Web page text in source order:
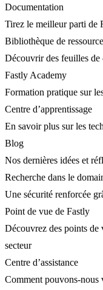
Documentation
Tirez le meilleur parti de
Bibliothèque de
Découvrir des feuilles de
Fastly Academy
Formation pratique sur
Centre d’apprentissage
En savoir plus sur les
Blog
Nos dernières idées et
Recherche dans le
Une sécurité renforcée
Point de vue de Fastly
Découvrez des points de
secteur
Centre d’assistance
Comment pouvons-nous